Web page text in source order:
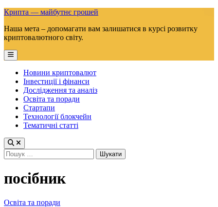
Skip
content
Крипта — майбутнє грошей
Наша мета – допомагати вам залишатися в курсі розвитку
криптовалютного світу.
Main
Menu
Новини криптовалют
Інвестиції і фінанси
Дослідження та аналіз
Освіта та поради
Стартапи
Технології блокчейн
Тематичні статті
Пошук:
посібник
Posted
Освіта та поради